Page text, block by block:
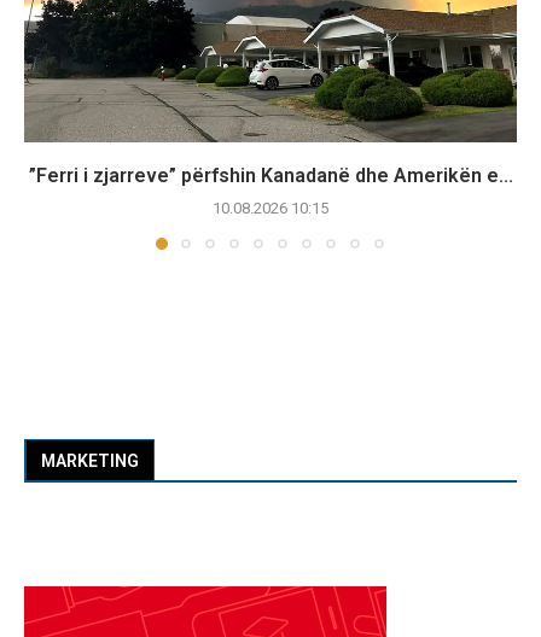
”Ferri i zjarreve” përfshin Kanadanë dhe Amerikën e...
10.08.2026 10:15
MARKETING